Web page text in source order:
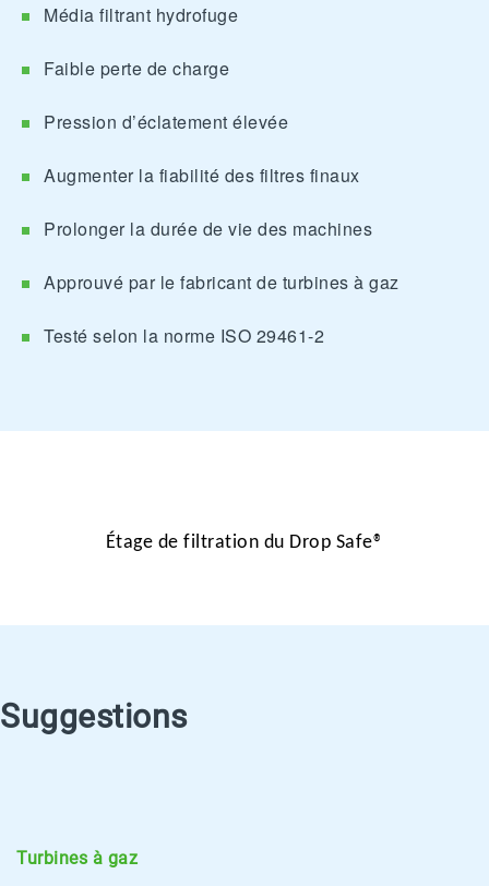
Média filtrant hydrofuge
Faible perte de charge
Pression d’éclatement élevée
Augmenter la fiabilité des filtres finaux
Prolonger la durée de vie des machines
Approuvé par le fabricant de turbines à gaz
Testé selon la norme ISO 29461-2
Étage de filtration du Drop Safe®
Suggestions
Turbines à gaz